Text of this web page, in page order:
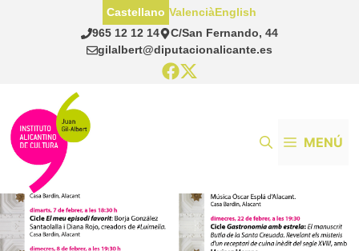
965 12 12 14
C/San Fernando, 44
gilalbert@diputacionalicante.es
Castellano ValenciàEnglish
MENÚ